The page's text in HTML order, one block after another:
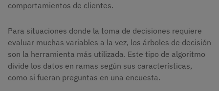
comportamientos de clientes.
Para situaciones donde la toma de decisiones requiere
evaluar muchas variables a la vez, los árboles de decisión
son la herramienta más utilizada. Este tipo de algoritmo
divide los datos en ramas según sus características,
como si fueran preguntas en una encuesta.